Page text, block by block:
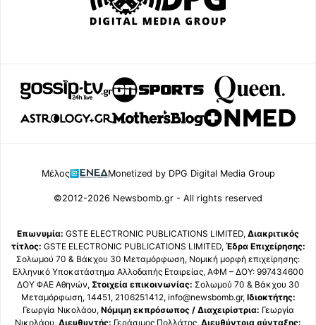
Μέλος Monetized by DPG Digital Media Group
©2012-2026 Newsbomb.gr - All rights reserved
Επωνυμία: GSTE ELECTRONIC PUBLICATIONS LIMITED, Διακριτικός
τίτλος: GSTE ELECTRONIC PUBLICATIONS LIMITED, Έδρα Επιχείρησης:
Σολωμού 70 & Βάκχου 30 Μεταμόρφωση, Νομική μορφή επιχείρησης:
Ελληνικό Υποκατάστημα Αλλοδαπής Εταιρείας, ΑΦΜ – ΔΟΥ: 997434600
ΔΟΥ ΦΑΕ Αθηνών, Στοιχεία επικοινωνίας: Σολωμού 70 & Βάκχου 30
Μεταμόρφωση, 14451, 2106251412, info@newsbomb.gr, Ιδιοκτήτης:
Γεωργία Νικολάου, Νόμιμη εκπρόσωπος / Διαχειρίστρια: Γεωργία
Νικολάου, Διευθυντής: Γεράσιμος Πολλάτος, Διευθύντρια σύνταξης: